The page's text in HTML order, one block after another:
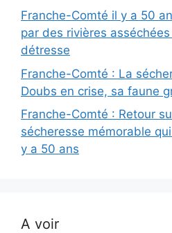
Franche-Comté il y a 50
par des rivières
détresse
Franche-Comté : La
Doubs en crise, sa faune
Franche-Comté : Retour
sécheresse mémorable
y a 50 ans
A voir